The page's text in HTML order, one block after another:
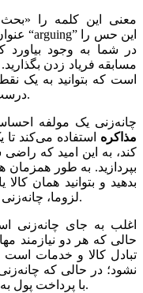
در شما به وجود
مسابقه فریاد زدن
است که بتوانید به یک
درست انجام بدهید، واقعا خوش خواهد گذشت.
چانه‌زنی یک مولفه
مذاکره استفاده می‌کند
کند، به این امید که
بپردازید. به طور
بدهید و بتوانید همان
لزوما، چانه‌زنی شامل استفاده از مسائل احساسی است.
حالی که هر دو نیازمند
تبادل کالا و خدمات است
نشود؛ در حالی که
با پرداخت پول به صورت نقد یا کارت اعتباری همراه است.